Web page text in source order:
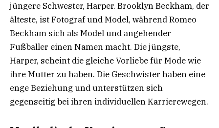
jüngere Schwester, Harper. Brooklyn Beckham, der
älteste, ist Fotograf und Model, während Romeo
Beckham sich als Model und angehender
Fußballer einen Namen macht. Die jüngste,
Harper, scheint die gleiche Vorliebe für Mode wie
ihre Mutter zu haben. Die Geschwister haben eine
enge Beziehung und unterstützen sich
gegenseitig bei ihren individuellen Karrierewegen.